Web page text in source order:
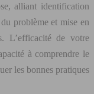
alliant identification
problème et mise en
L’efficacité de votre
à comprendre le
les bonnes pratiques